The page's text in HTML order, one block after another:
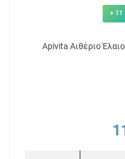
+ 11
Apivita Αιθέριο